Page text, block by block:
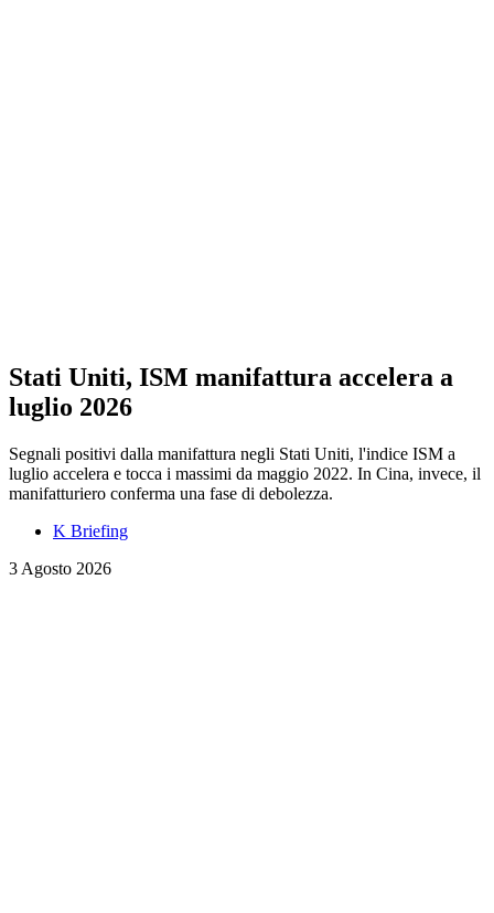
Stati Uniti, ISM manifattura accelera a
luglio 2026
Segnali positivi dalla manifattura negli Stati Uniti, l'indice ISM a
luglio accelera e tocca i massimi da maggio 2022. In Cina, invece, il
manifatturiero conferma una fase di debolezza.
K Briefing
3 Agosto 2026